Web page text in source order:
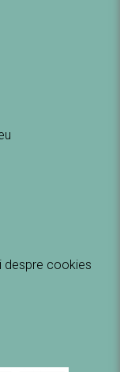
despre cookies